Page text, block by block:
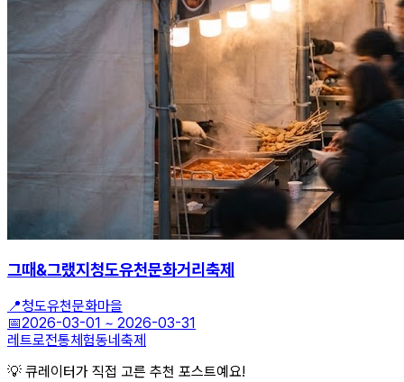
그때&그랬지청도유천문화거리축제
📍청도유천문화마을
📅2026-03-01 ~ 2026-03-31
레트로전통체험동네축제
💡 큐레이터가 직접 고른 추천 포스트예요!